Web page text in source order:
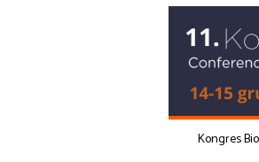
Kongres